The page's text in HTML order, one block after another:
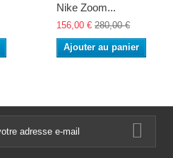
Nike Zoom...
156,00 € 280,00 €
Ajouter au panier